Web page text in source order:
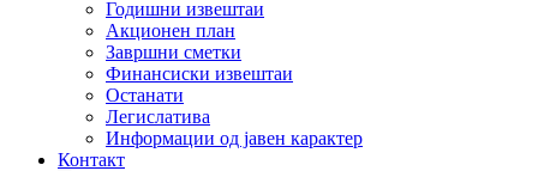
Годишни извештаи
Акционен план
Завршни сметки
Финансиски извештаи
Останати
Легислатива
Информации од јавен карактер
Контакт